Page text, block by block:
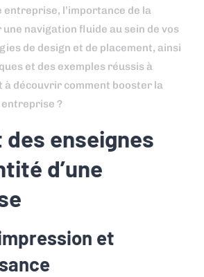
entreprise, l’importance de la
navigation fluide au sein de vos
de design et de placement, ainsi
et des exemples réussis à
à découvrir comment booster la
?
des enseignes
d’une
et